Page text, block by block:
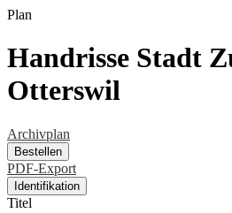
Plan
Handrisse Stadt
Otterswil
Archivplan
Bestellen
PDF-Export
Identifikation
Titel